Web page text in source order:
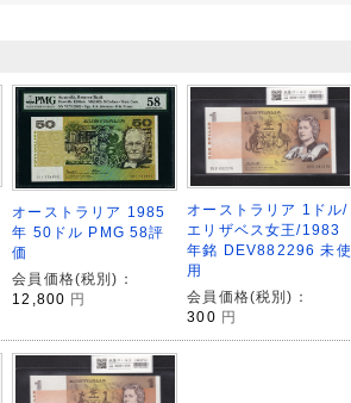
オーストラリア 1985
年 50ドル PMG 58評
価
会員価格(税別)：
12,800 円
オーストラリア 1ドル/
エリザベス女王/1983
年銘 DEV882296 未使
用
会員価格(税別)：
300 円